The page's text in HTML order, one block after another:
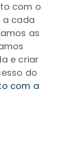
com o
a cada
as
e criar
do
com a